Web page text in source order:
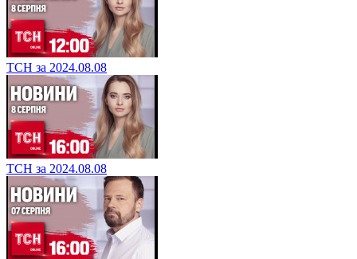
ТСН за 2024.08.08
ТСН за 2024.08.08